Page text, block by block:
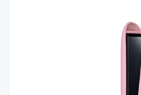
メンズ向けストレートア
メンズ向けストレートア
通販サイトの最新売れ筋